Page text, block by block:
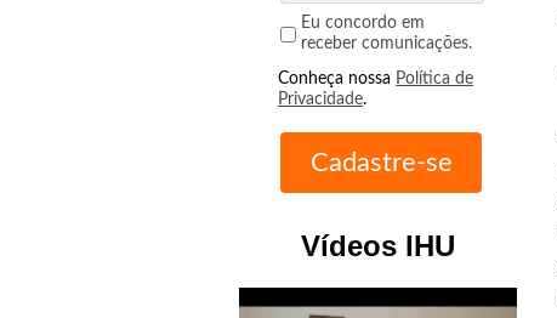
Eu concordo em
receber comunicações.
Conheça nossa Política de
Privacidade.
Vídeos IHU